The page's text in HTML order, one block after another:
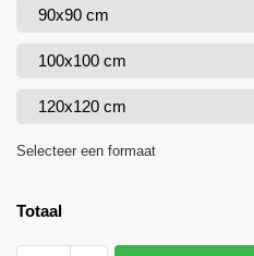
90x90 cm
100x100 cm
120x120 cm
Selecteer een formaat
Totaal